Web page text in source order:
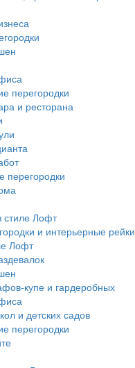
перегородки
и ресторана
перегородки
стиле Лофт
и интерьерные рейки
Лофт
купе и гардеробных
и детских садов
перегородки